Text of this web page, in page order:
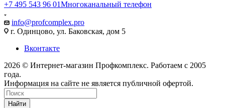
+7 495 543 96 01Многоканальный телефон
info@profcomplex.pro
г. Одинцово, ул. Баковская, дом 5
Вконтакте
2026 © Интернет-магазин Профкомплекс. Работаем с 2005
года.
Информация на сайте не является публичной офертой.
Найти